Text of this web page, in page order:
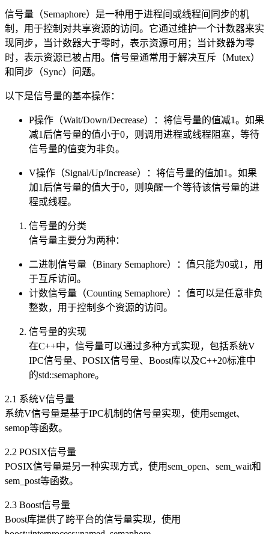
信号量（Semaphore）是一种用于进程间或线程间同步的机
制，用于控制对共享资源的访问。它通过维护一个计数器来实
现同步，当计数器大于零时，表示资源可用；当计数器为零
时，表示资源已被占用。信号量通常用于解决互斥（Mutex）
和同步（Sync）问题。
以下是信号量的基本操作：
P操作（Wait/Down/Decrease）：将信号量的值减1。如果
减1后信号量的值小于0，则调用进程或线程阻塞，等待
信号量的值变为非负。
V操作（Signal/Up/Increase）：将信号量的值加1。如果
加1后信号量的值大于0，则唤醒一个等待该信号量的进
程或线程。
信号量的分类
信号量主要分为两种：
二进制信号量（Binary Semaphore）：值只能为0或1，用
于互斥访问。
计数信号量（Counting Semaphore）：值可以是任意非负
整数，用于控制多个资源的访问。
信号量的实现
在C++中，信号量可以通过多种方式实现，包括系统V
IPC信号量、POSIX信号量、Boost库以及C++20标准中
的std::semaphore。
2.1 系统V信号量
系统V信号量是基于IPC机制的信号量实现，使用semget、
semop等函数。
2.2 POSIX信号量
POSIX信号量是另一种实现方式，使用sem_open、sem_wait和
sem_post等函数。
2.3 Boost信号量
Boost库提供了跨平台的信号量实现，使用